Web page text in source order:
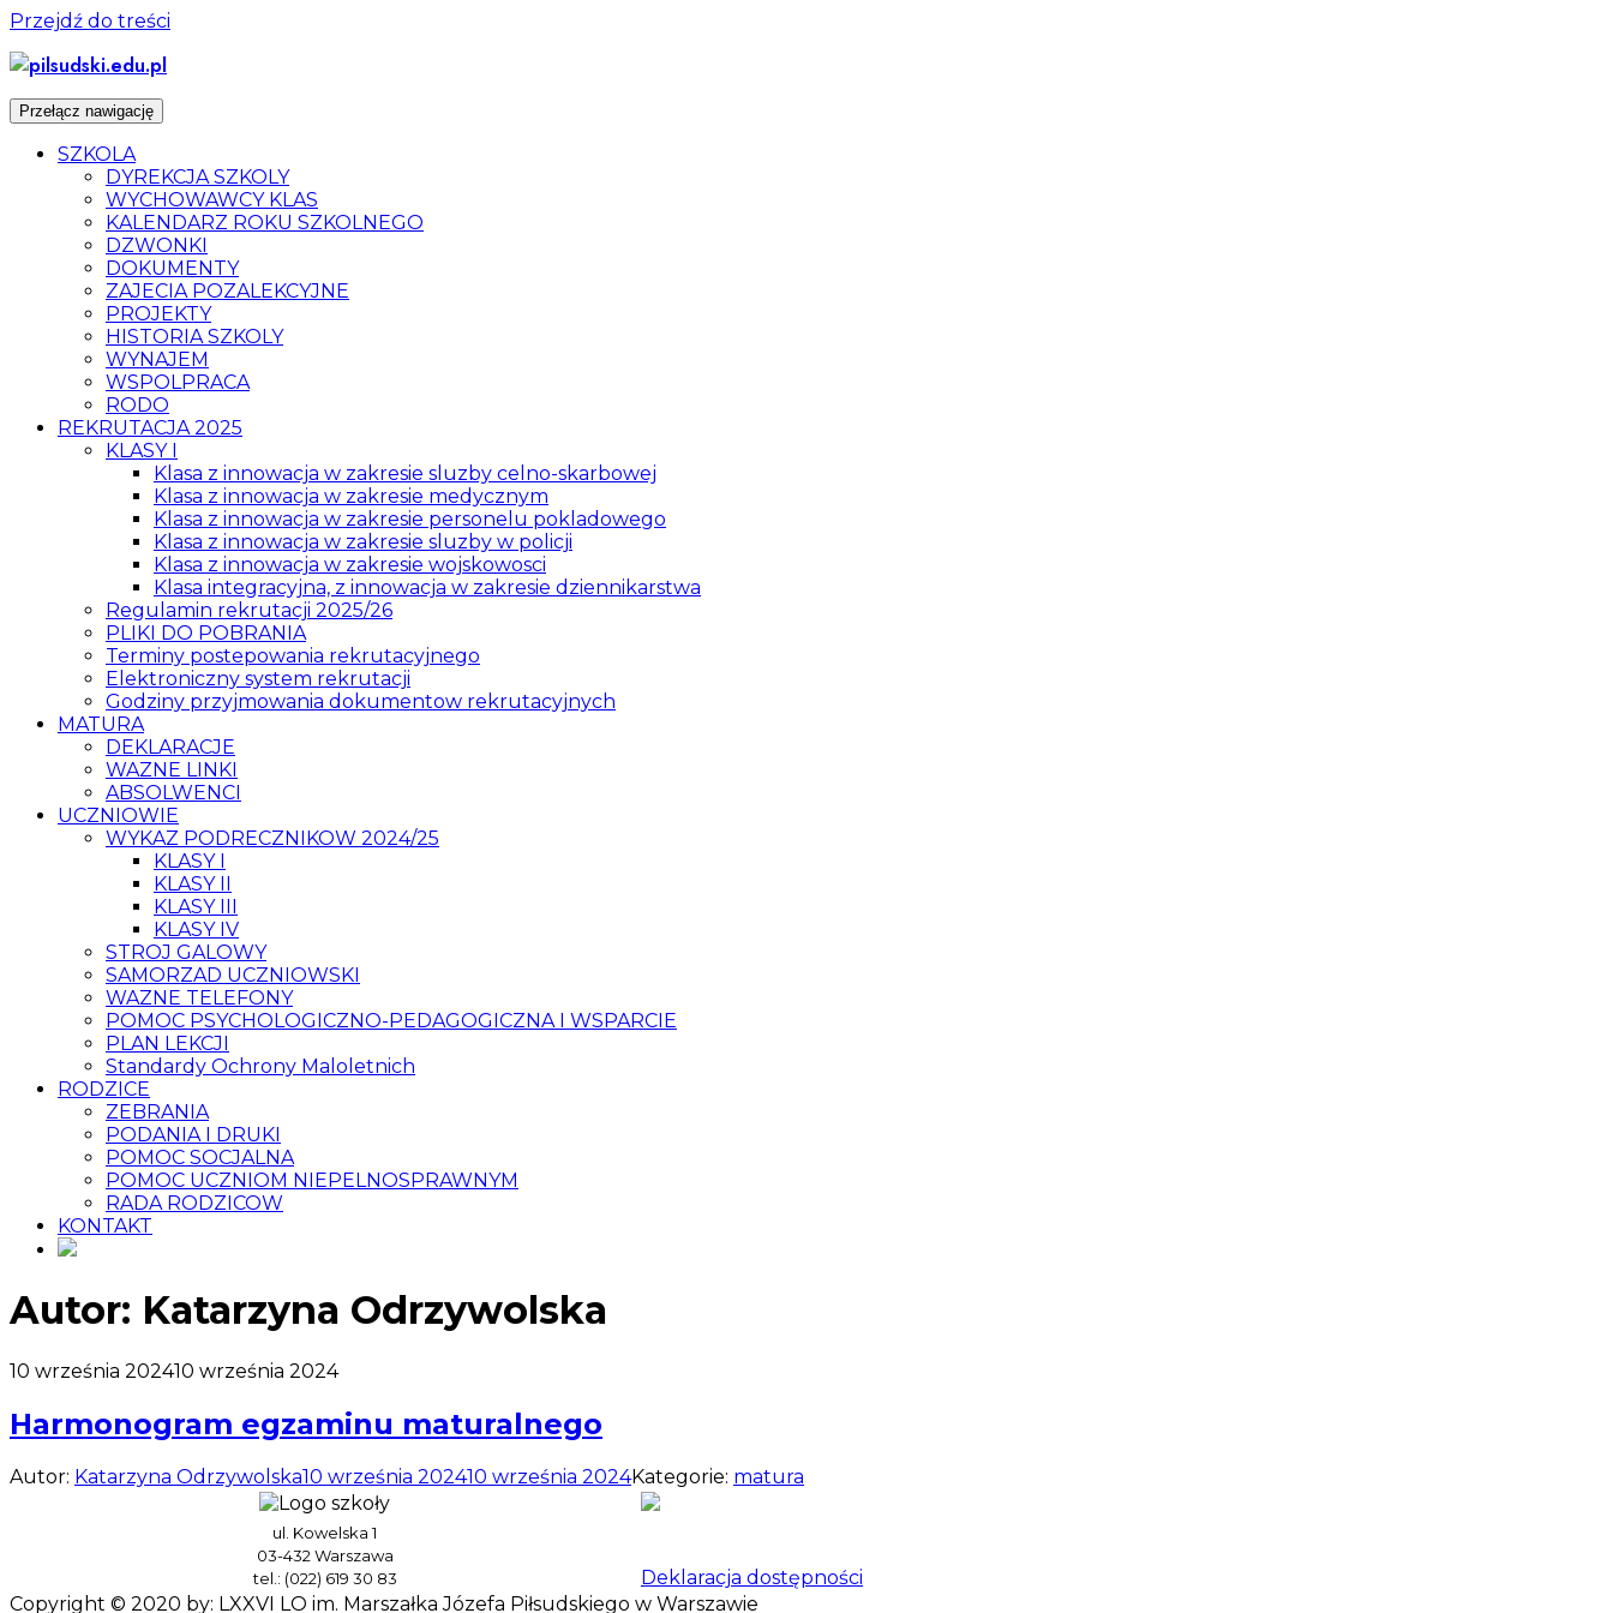
Przejdź do treści
Przełącz nawigację
SZKOLA
DYREKCJA SZKOLY
WYCHOWAWCY KLAS
KALENDARZ ROKU SZKOLNEGO
DZWONKI
DOKUMENTY
ZAJECIA POZALEKCYJNE
PROJEKTY
HISTORIA SZKOLY
WYNAJEM
WSPOLPRACA
RODO
REKRUTACJA 2025
KLASY I
Klasa z innowacja w zakresie sluzby celno-skarbowej
Klasa z innowacja w zakresie medycznym
Klasa z innowacja w zakresie personelu pokladowego
Klasa z innowacja w zakresie sluzby w policji
Klasa z innowacja w zakresie wojskowosci
Klasa integracyjna, z innowacja w zakresie dziennikarstwa
Regulamin rekrutacji 2025/26
PLIKI DO POBRANIA
Terminy postepowania rekrutacyjnego
Elektroniczny system rekrutacji
Godziny przyjmowania dokumentow rekrutacyjnych
MATURA
DEKLARACJE
WAZNE LINKI
ABSOLWENCI
UCZNIOWIE
WYKAZ PODRECZNIKOW 2024/25
KLASY I
KLASY II
KLASY III
KLASY IV
STROJ GALOWY
SAMORZAD UCZNIOWSKI
WAZNE TELEFONY
POMOC PSYCHOLOGICZNO-PEDAGOGICZNA I WSPARCIE
PLAN LEKCJI
Standardy Ochrony Maloletnich
RODZICE
ZEBRANIA
PODANIA I DRUKI
POMOC SOCJALNA
POMOC UCZNIOM NIEPELNOSPRAWNYM
RADA RODZICOW
KONTAKT
Autor: Katarzyna Odrzywolska
10 września 202410 września 2024
Harmonogram egzaminu maturalnego
Autor: Katarzyna Odrzywolska10 września 202410 września 2024Kategorie: matura
ul. Kowelska 1
03-432 Warszawa
tel.: (022) 619 30 83
Deklaracja dostępności
Copyright © 2020 by: LXXVI LO im. Marszałka Józefa Piłsudskiego w Warszawie